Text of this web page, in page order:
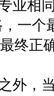
业相
，一
终正
，当